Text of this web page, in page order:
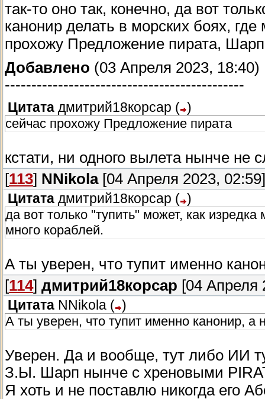
так-то оно так, конечно, да вот
канонир делать в морских боях,
прохожу Предложение пирата,
Добавлено (03 Апреля 2023, 18:40)
---------------------------------------------
Цитата дмитрий18корсар ( )
сейчас прохожу Предложение пирата
кстати, ни одного вылета нынче не
[113] NNikola[04 Апреля 2023, 02:59]
Цитата дмитрий18корсар ( )
да вот только "тупить" может, как
много кораблей.
А ты уверен, что тупит именно
[114] дмитрий18корсар [04 Апреля
Цитата NNikola ( )
А ты уверен, что тупит именно канонир, а
Уверен. Да и вообще, тут либо ИИ
З.Ы. Шарп нынче с хреновыми
Я хоть и не поставлю никогда его